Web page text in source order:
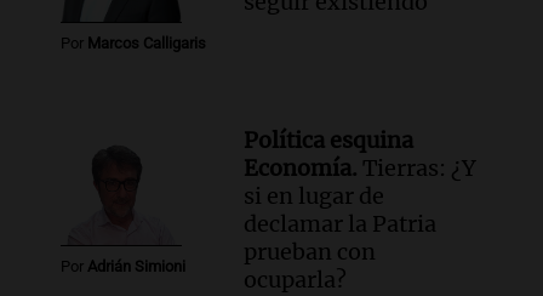
Por Marcos Calligaris
Por Adrián Simioni
Política esquina
Economía. Tierras: ¿Y
si en lugar de
declamar la Patria
prueban con
ocuparla?